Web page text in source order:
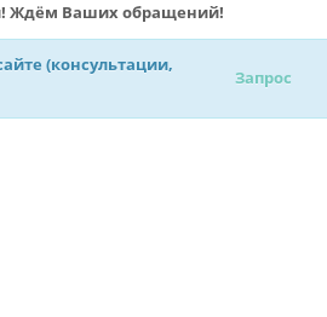
Ждём Ваших обращений!
(консультации,
Запрос